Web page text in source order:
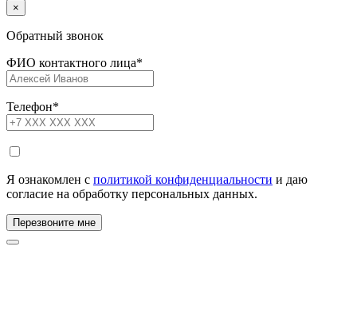
×
Обратный звонок
ФИО контактного лица*
Телефон*
Я ознакомлен с политикой конфиденциальности и даю
согласие на обработку персональных данных.